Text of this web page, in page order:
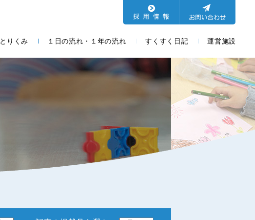
とりくみ １日の流れ・１年の流れ すくすく日記 運営施設